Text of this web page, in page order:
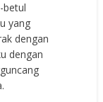
betul
yang
dengan
dengan